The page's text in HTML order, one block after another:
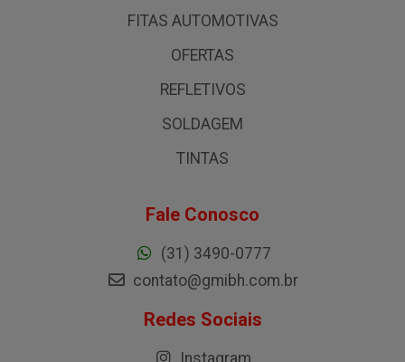
FITAS AUTOMOTIVAS
OFERTAS
REFLETIVOS
SOLDAGEM
TINTAS
Fale Conosco
(31) 3490-0777
contato@gmibh.com.br
Redes Sociais
Instagram